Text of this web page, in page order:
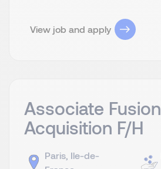
View job and apply
Associate Fusion
Acquisition F/H
Paris, Ile-de-